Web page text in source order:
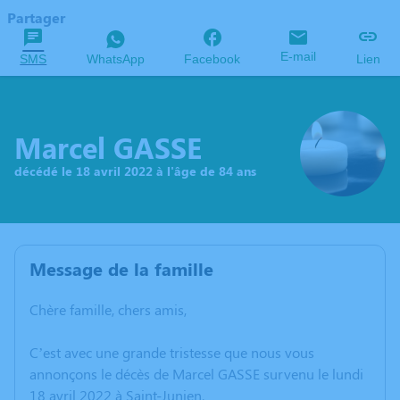
Partager
SMS WhatsApp Facebook E-mail Lien
Marcel GASSE
décédé le 18 avril 2022 à l'âge de 84 ans
Message de la famille
Chère famille, chers amis,
C’est avec une grande tristesse que nous vous
annonçons le décès de Marcel GASSE survenu le lundi
18 avril 2022 à Saint-Junien.